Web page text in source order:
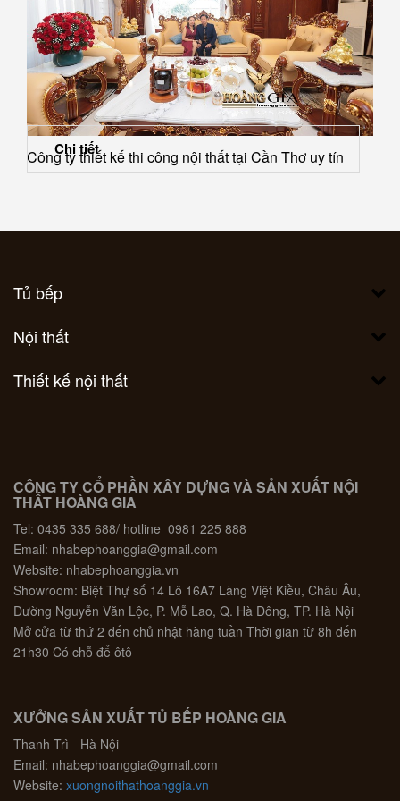
Công ty thiết kế thi công nội thất tại Cần Thơ uy tín
Chi tiết
Tủ bếp
Nội thất
Thiết kế nội thất
CÔNG TY CỔ PHẦN XÂY DỰNG VÀ SẢN XUẤT NỘI
THẤT HOÀNG GIA
Tel: 0435 335 688/ hotline 0981 225 888
Email: nhabephoanggia@gmail.com
Website: nhabephoanggia.vn
Showroom: Biệt Thự số 14 Lô 16A7 Làng Việt Kiều, Châu Âu,
Đường Nguyễn Văn Lộc, P. Mỗ Lao, Q. Hà Đông, TP. Hà Nội
Mở cửa từ thứ 2 đến chủ nhật hàng tuần Thời gian từ 8h đến
21h30 Có chỗ để ôtô
XƯỞNG SẢN XUẤT TỦ BẾP HOÀNG GIA
Thanh Trì - Hà Nội
Email: nhabephoanggia@gmail.com
Website: xuongnoithathoanggia.vn